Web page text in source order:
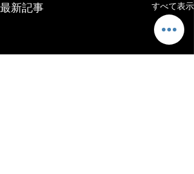
最新記事 すべて表示